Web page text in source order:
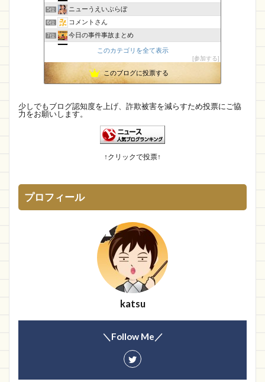
5位 ニューうえいぶらぼ
6位 コメントさん
7位 今日の事件事故まとめ
CamTalk〜生活情報サイト
9位 【国内・海外】ニュースまとめ【芸能・科学・エトセトラ】
10位 執務室
13位 エンジニアの憂鬱
IT派遣営業マン「テル」が教える人材派遣で稼ぐ技術！
マダムとセニョリータのニュースな杜
このカテゴリを全て表示
参加する
このブログに投票する
少しでもブログ認知度を上げ、詐欺被害を減らすため投票にご協
力をお願いします。
↑クリックで投票↑
プロフィール
katsu
＼Follow Me／